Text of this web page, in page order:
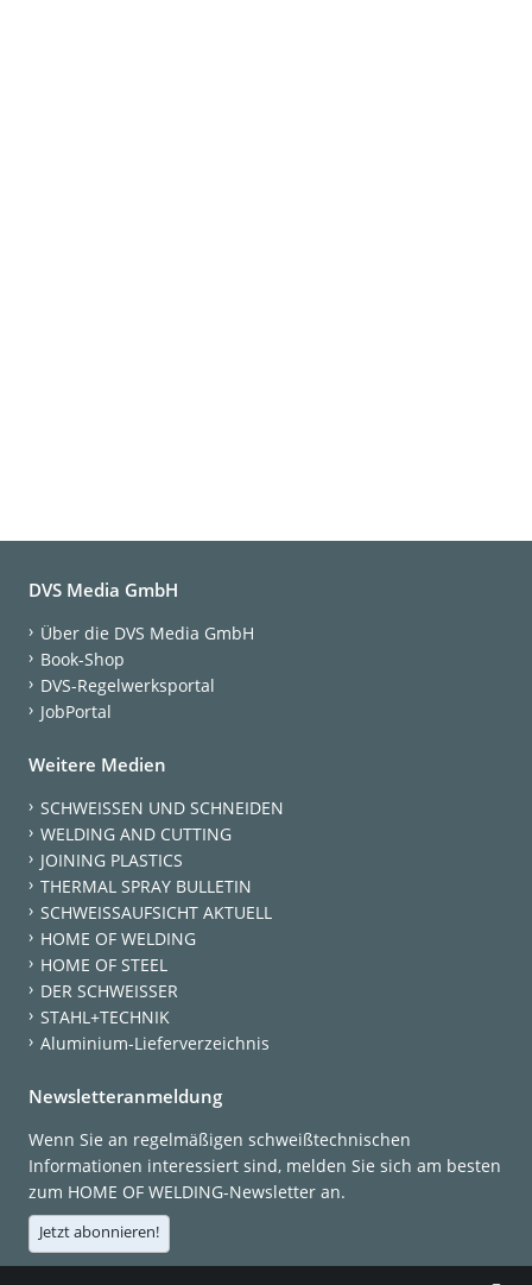
DVS Media GmbH
Über die DVS Media GmbH
Book-Shop
DVS-Regelwerksportal
JobPortal
Weitere Medien
SCHWEISSEN UND SCHNEIDEN
WELDING AND CUTTING
JOINING PLASTICS
THERMAL SPRAY BULLETIN
SCHWEISSAUFSICHT AKTUELL
HOME OF WELDING
HOME OF STEEL
DER SCHWEISSER
STAHL+TECHNIK
Aluminium-Lieferverzeichnis
Newsletteranmeldung
Wenn Sie an regelmäßigen schweißtechnischen
Informationen interessiert sind, melden Sie sich am besten
zum HOME OF WELDING-Newsletter an.
Jetzt abonnieren!